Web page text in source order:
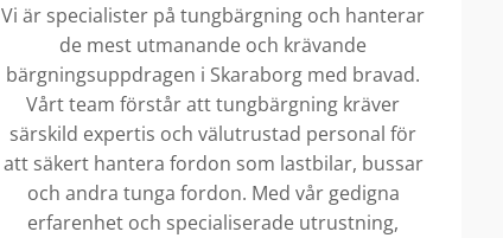
Vi är specialister på tungbärgning och hanterar
de mest utmanande och krävande
bärgningsuppdragen i Skaraborg med bravad.
Vårt team förstår att tungbärgning kräver
särskild expertis och välutrustad personal för
att säkert hantera fordon som lastbilar, bussar
och andra tunga fordon. Med vår gedigna
erfarenhet och specialiserade utrustning,